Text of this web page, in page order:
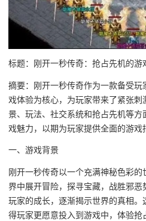
标题：刚开一秒传奇：抢占先机的游
摘要：刚开一秒传奇作为一款备受
戏体验为核心，为玩家带来了紧张
景、玩法、社交系统和抢占先机等
戏魅力，以期为玩家提供全面的游戏
一、游戏背景
刚开一秒传奇以一个充满神秘色彩
界中展开冒险，探寻宝藏，战胜邪
玩家的成长，逐渐揭示世界的真相
得玩家更愿意投入到游戏中，体验抢